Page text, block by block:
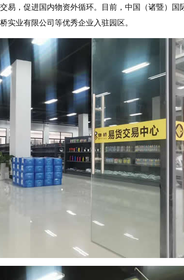
易，促进国内物资外循环。目前，中国（诸暨）
业有限公司等优秀企业入驻园区。